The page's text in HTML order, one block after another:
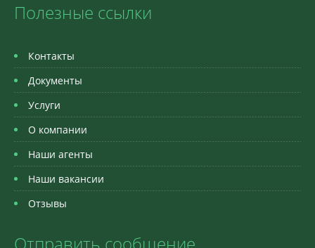
Полезные ссылки
Контакты
Документы
Услуги
О компании
Наши агенты
Наши вакансии
Отзывы